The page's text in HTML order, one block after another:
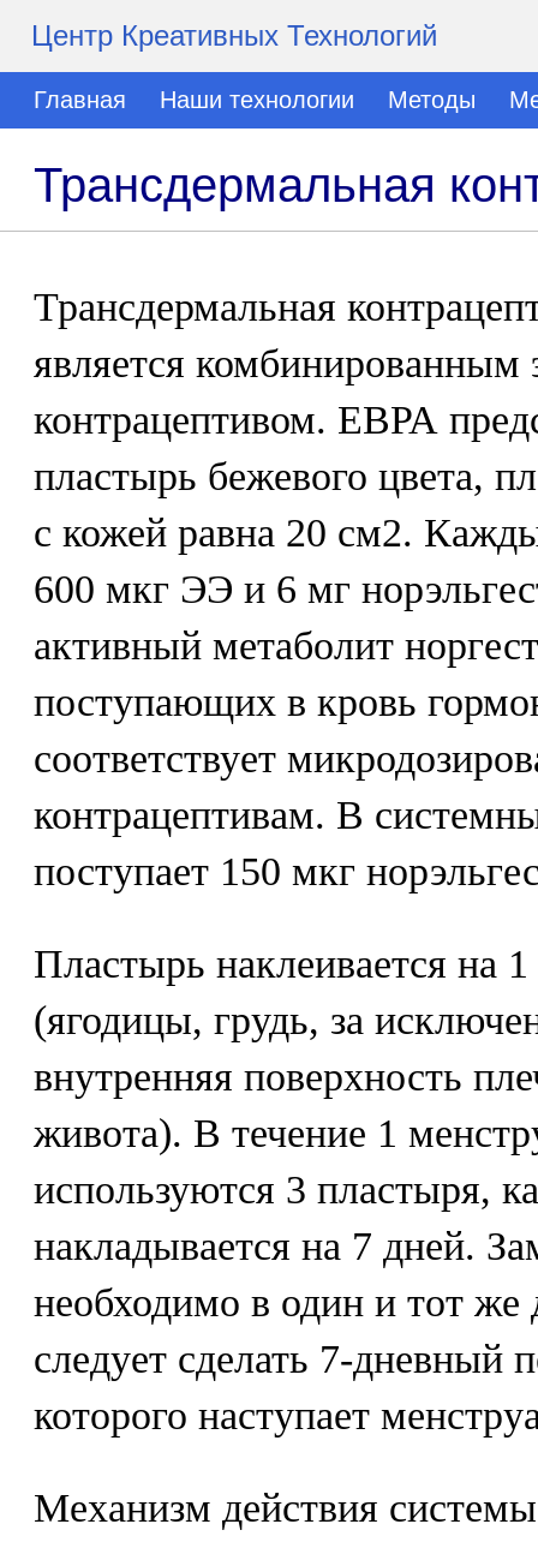
Центр Креативных Технологий
Главная Наши технологии Методы
Трансдермальная
Трансдермальная
является комбинированным
контрацептивом. ЕВРА
пластырь бежевого цвета,
с кожей равна 20 см2.
600 мкг ЭЭ и 6 мг
активный метаболит
поступающих в кровь
соответствует
контрацептивам. В
поступает 150 мкг
Пластырь наклеивается на
(ягодицы, грудь, за
внутренняя поверхность
живота). В течение 1
используются 3 пластыря,
накладывается на 7 дней.
необходимо в один и тот же
следует сделать 7-дневный
которого наступает
Механизм действия